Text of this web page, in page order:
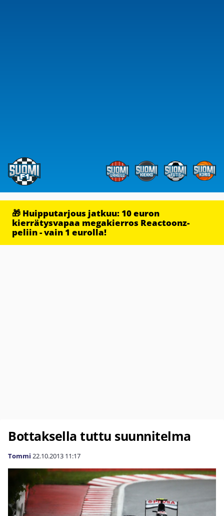
🎁 Huipputarjous jatkuu: 10 euron
kierrätysvapaa megakierros Reactoonz-
peliin - vain 1 eurolla!
Bottaksella tuttu suunnitelma
Tommi 22.10.2013 11:17